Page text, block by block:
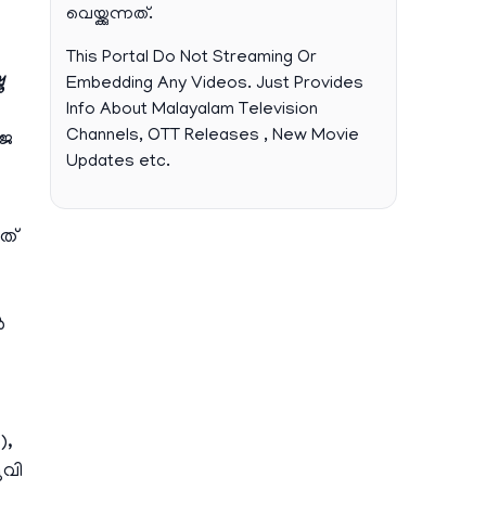
വെയ്ക്കുന്നത്.
This Portal Do Not Streaming Or
Embedding Any Videos. Just Provides
Info About Malayalam Television
Channels, OTT Releases , New Movie
Updates etc.